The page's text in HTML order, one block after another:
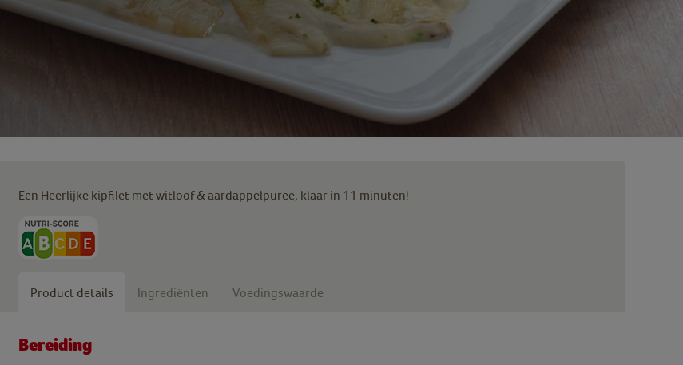
Een Heerlijke kipfilet met witloof & aardappelpuree, klaar in 11 minuten!
Product details Ingrediënten Voedingswaarde
Bereiding